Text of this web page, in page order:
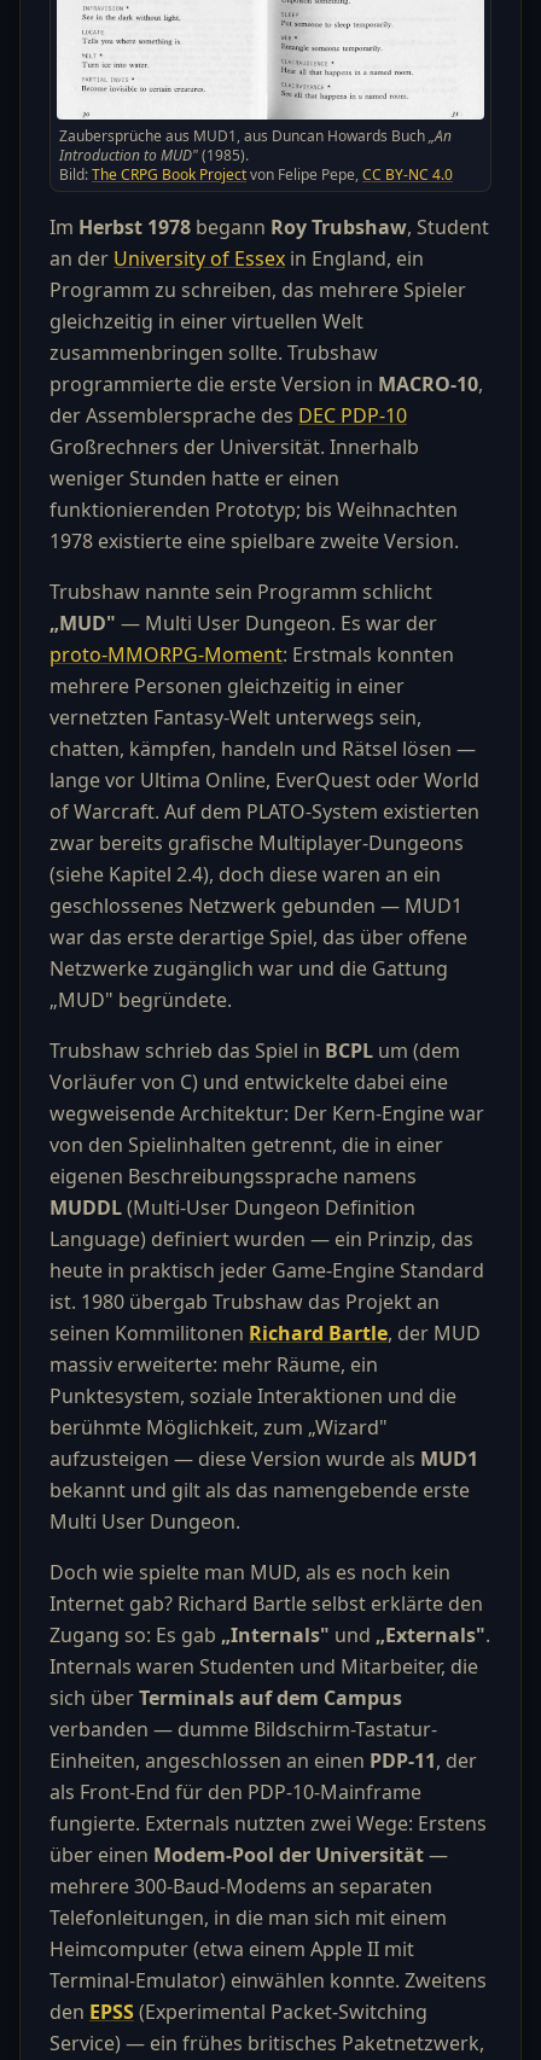
Zaubersprüche aus MUD1, aus Duncan Howards Buch„An
Introduction to MUD"(1985).
Bild:The CRPG Book Projectvon Felipe Pepe,CC BY-NC 4.0
Im Herbst 1978 begann Roy Trubshaw, Student
an der University of Essex in England, ein
Programm zu schreiben, das mehrere Spieler
gleichzeitig in einer virtuellen Welt
zusammenbringen sollte. Trubshaw
programmierte die erste Version in MACRO-10,
der Assemblersprache des DEC PDP-10
Großrechners der Universität. Innerhalb
weniger Stunden hatte er einen
funktionierenden Prototyp; bis Weihnachten
1978 existierte eine spielbare zweite Version.
Trubshaw nannte sein Programm schlicht
„MUD" — Multi User Dungeon. Es war der
proto-MMORPG-Moment: Erstmals konnten
mehrere Personen gleichzeitig in einer
vernetzten Fantasy-Welt unterwegs sein,
chatten, kämpfen, handeln und Rätsel lösen —
lange vor Ultima Online, EverQuest oder World
of Warcraft. Auf dem PLATO-System existierten
zwar bereits grafische Multiplayer-Dungeons
(siehe Kapitel 2.4), doch diese waren an ein
geschlossenes Netzwerk gebunden — MUD1
war das erste derartige Spiel, das über offene
Netzwerke zugänglich war und die Gattung
„MUD" begründete.
Trubshaw schrieb das Spiel in BCPL um (dem
Vorläufer von C) und entwickelte dabei eine
wegweisende Architektur: Der Kern-Engine war
von den Spielinhalten getrennt, die in einer
eigenen Beschreibungssprache namens
MUDDL(Multi-User Dungeon Definition
Language) definiert wurden — ein Prinzip, das
heute in praktisch jeder Game-Engine Standard
ist. 1980 übergab Trubshaw das Projekt an
seinen Kommilitonen Richard Bartle, der MUD
massiv erweiterte: mehr Räume, ein
Punktesystem, soziale Interaktionen und die
berühmte Möglichkeit, zum „Wizard"
aufzusteigen — diese Version wurde als MUD1
bekannt und gilt als das namengebende erste
Multi User Dungeon.
Doch wie spielte man MUD, als es noch kein
Internet gab? Richard Bartle selbst erklärte den
Zugang so: Es gab „Internals" und „Externals".
Internals waren Studenten und Mitarbeiter, die
sich überTerminals auf dem Campus
verbanden — dumme Bildschirm-Tastatur-
Einheiten, angeschlossen an einen PDP-11, der
als Front-End für den PDP-10-Mainframe
fungierte. Externals nutzten zwei Wege: Erstens
über einen Modem-Pool der Universität—
mehrere 300-Baud-Modems an separaten
Telefonleitungen, in die man sich mit einem
Heimcomputer (etwa einem Apple II mit
Terminal-Emulator) einwählen konnte. Zweitens
den EPSS(Experimental Packet-Switching
Service) — ein frühes britisches Paketnetzwerk,